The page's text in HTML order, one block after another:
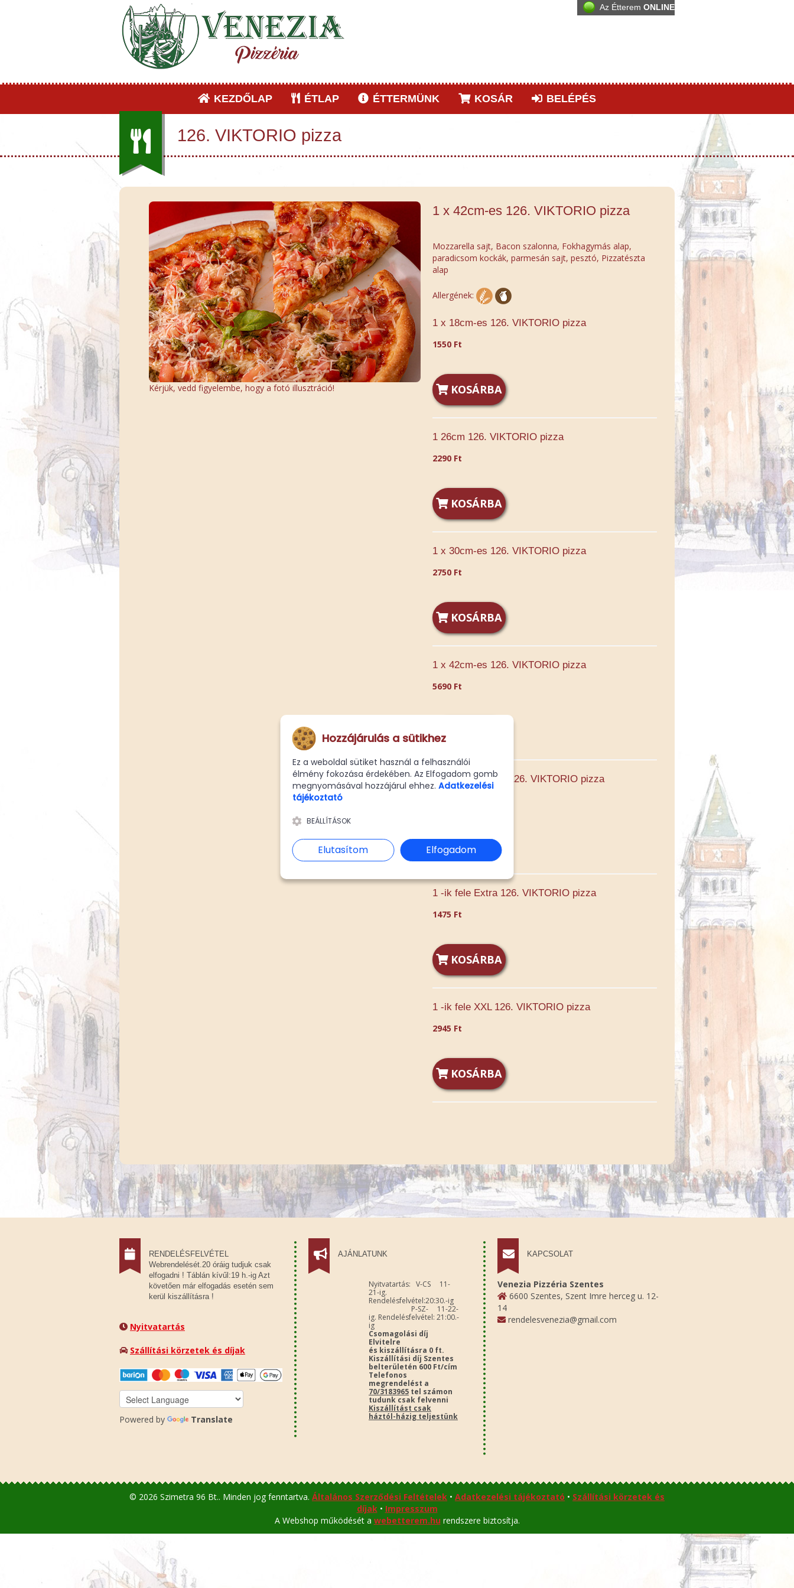
Az Étterem ONLINE
KEZDŐLAP ÉTLAP ÉTTERMÜNK KOSÁR BELÉPÉS
126. VIKTORIO pizza
Kérjük, vedd figyelembe, hogy a fotó illusztráció!
1 x 42cm-es 126. VIKTORIO pizza
Mozzarella sajt, Bacon szalonna, Fokhagymás alap,
paradicsom kockák, parmesán sajt, pesztó, Pizzatészta
alap
Allergének:
1 x 18cm-es 126. VIKTORIO pizza
1550 Ft
KOSÁRBA
1 26cm 126. VIKTORIO pizza
2290 Ft
KOSÁRBA
1 x 30cm-es 126. VIKTORIO pizza
2750 Ft
KOSÁRBA
1 x 42cm-es 126. VIKTORIO pizza
5690 Ft
1 -ik fele Normál 126. VIKTORIO pizza
KOSÁRBA
1 -ik fele Extra 126. VIKTORIO pizza
1475 Ft
KOSÁRBA
1 -ik fele XXL 126. VIKTORIO pizza
2945 Ft
KOSÁRBA
RENDELÉSFELVÉTEL
Webrendelését.20 óráig tudjuk csak
elfogadni ! Táblán kívűl:19 h.-ig Azt
követően már elfogadás esetén sem
kerül kiszállításra !
Nyitvatartás
Szállítási körzetek és díjak
Powered by Translate
AJÁNLATUNK
Nyitvatartás: V-CS 11-
21-ig.
Rendelésfelvétel:20:30.-ig
P-SZ- 11-22-
ig. Rendelésfelvétel: 21:00.-
ig
Csomagolási díj
Elvitelre
és kiszállításra 0 ft.
Kiszállítási díj Szentes
belterületén 600 Ft/cím
Telefonos
megrendelést a
70/3183965 tel számon
tudunk csak felvenni
Kiszállítást csak
háztól-házig teljestünk
KAPCSOLAT
Venezia Pizzéria Szentes
6600 Szentes, Szent Imre herceg u. 12-
14
rendelesvenezia@gmail.com
© 2026 Szimetra 96 Bt.. Minden jog fenntartva. Általános Szerződési Feltételek • Adatkezelési tájékoztató • Szállítási körzetek és
díjak• Impresszum
A Webshop működését a webetterem.hu rendszere biztosítja.
Hozzájárulás a sütikhez
Ez a weboldal sütiket használ a felhasználói
élmény fokozása érdekében. Az Elfogadom gomb
megnyomásával hozzájárul ehhez. Adatkezelési
tájékoztató
BEÁLLÍTÁSOK
Elutasítom Elfogadom